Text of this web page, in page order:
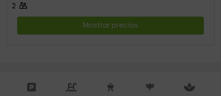
2
Mostrar precios